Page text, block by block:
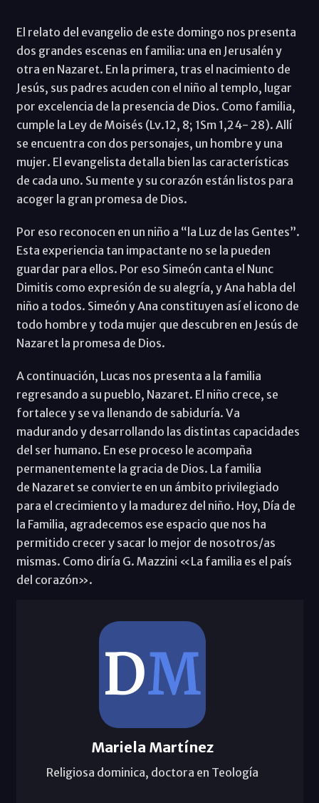
El relato del evangelio de este domingo nos presenta
dos grandes escenas en familia: una en Jerusalén y
otra en Nazaret. En la primera, tras el nacimiento de
Jesús, sus padres acuden con el niño al templo, lugar
por excelencia de la presencia de Dios. Como familia,
cumple la Ley de Moisés (Lv.12, 8; 1Sm 1,24- 28). Allí
se encuentra con dos personajes, un hombre y una
mujer. El evangelista detalla bien las características
de cada uno. Su mente y su corazón están listos para
acoger la gran promesa de Dios.
Por eso reconocen en un niño a “la Luz de las Gentes”.
Esta experiencia tan impactante no se la pueden
guardar para ellos. Por eso Simeón canta el Nunc
Dimitis como expresión de su alegría, y Ana habla del
niño a todos. Simeón y Ana constituyen así el icono de
todo hombre y toda mujer que descubren en Jesús de
Nazaret la promesa de Dios.
A continuación, Lucas nos presenta a la familia
regresando a su pueblo, Nazaret. El niño crece, se
fortalece y se va llenando de sabiduría. Va
madurando y desarrollando las distintas capacidades
del ser humano. En ese proceso le acompaña
permanentemente la gracia de Dios. La familia
de Nazaret se convierte en un ámbito privilegiado
para el crecimiento y la madurez del niño. Hoy, Día de
la Familia, agradecemos ese espacio que nos ha
permitido crecer y sacar lo mejor de nosotros/as
mismas. Como diría G. Mazzini «La familia es el país
del corazón».
Mariela Martínez
Religiosa dominica, doctora en Teología